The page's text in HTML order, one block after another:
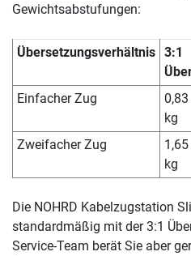
Gewichtsabstufungen:
Übersetzungsverhältnis 3:1
Einfacher Zug
kg
Zweifacher Zug
kg
Die NOHRD Kabelzugstation
standardmäßig mit der 3:1
Service-Team berät Sie aber